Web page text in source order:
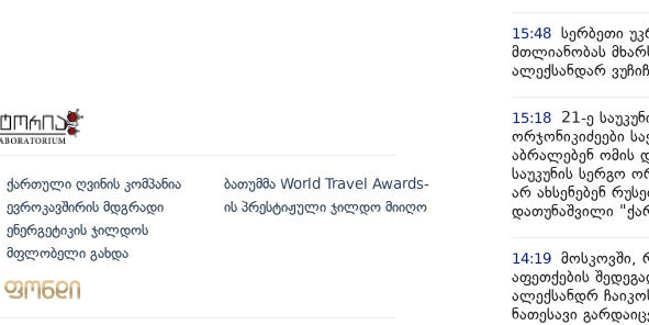
ქართული ღვინის კომპანია
ევროკავშირის მდგრადი
ენერგეტიკის ჯილდოს
მფლობელი გახდა
ბათუმმა World Travel Awards-
ის პრესტიჟული ჯილდო მიიღო
15:48 სერბეთი
მთლიანობას
ალექსანდარ
15:18
21-ე
ორჯონიკიძეები
აბრალებენ ომის
საუკუნის სერგო
არ ახსენებენ
დათუნაშვილი
14:19 მოსკოვში,
აფეთქების
ალექსანდრ
ნათესავი